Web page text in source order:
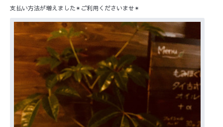
支払い方法が増えました✴︎ご利用くださいませ✴︎